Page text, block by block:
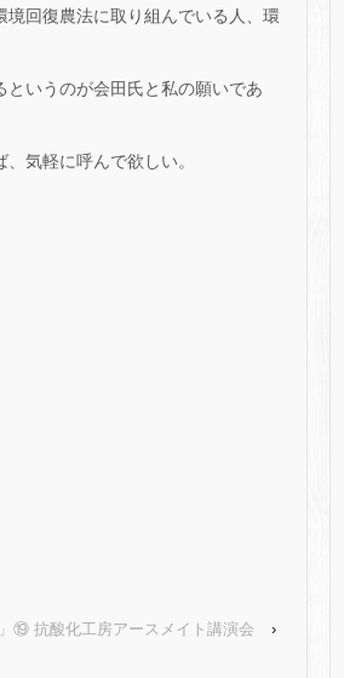
回復農法に取り組んでいる人、環
いうのが会田氏と私の願いであ
気軽に呼んで欲しい。
」⑲ 抗酸化工房アースメイト講演会 ›